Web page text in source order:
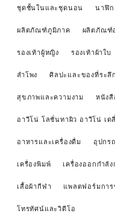
ชุดชั้นในและชุดนอน นาฬิ
ผลิตภัณฑ์ภูมิภาค ผลิตภัณฑ์
รองเท้าผู้หญิง รองเท้าผ้าใบ
ลำโพง ศิลปะและของที่ระลึก
สุขภาพและความงาม หนัง
อาวีโน่ โลชั่นทาผิว อาวีโน่ เด
อาหารและเครื่องดื่ม อุปกร
เครื่องพิมพ์ เครื่องออกกำลั
เสื้อผ้ากีฬา แพลตฟอร์มกา
โทรทัศน์และวิดีโอ